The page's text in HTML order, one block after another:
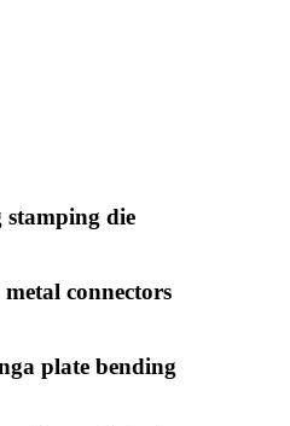
stamping die
connectors
plate bending